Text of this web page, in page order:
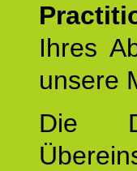
Ihres
unsere
Die